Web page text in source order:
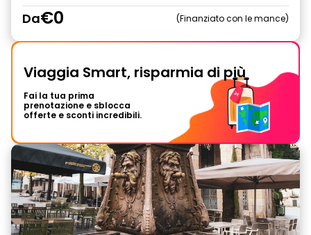
Da€0 Finanziato con le mance
Viaggia Smart, risparmia di più
Fai la tua prima
prenotazione e sblocca
offerte e sconti incredibili.